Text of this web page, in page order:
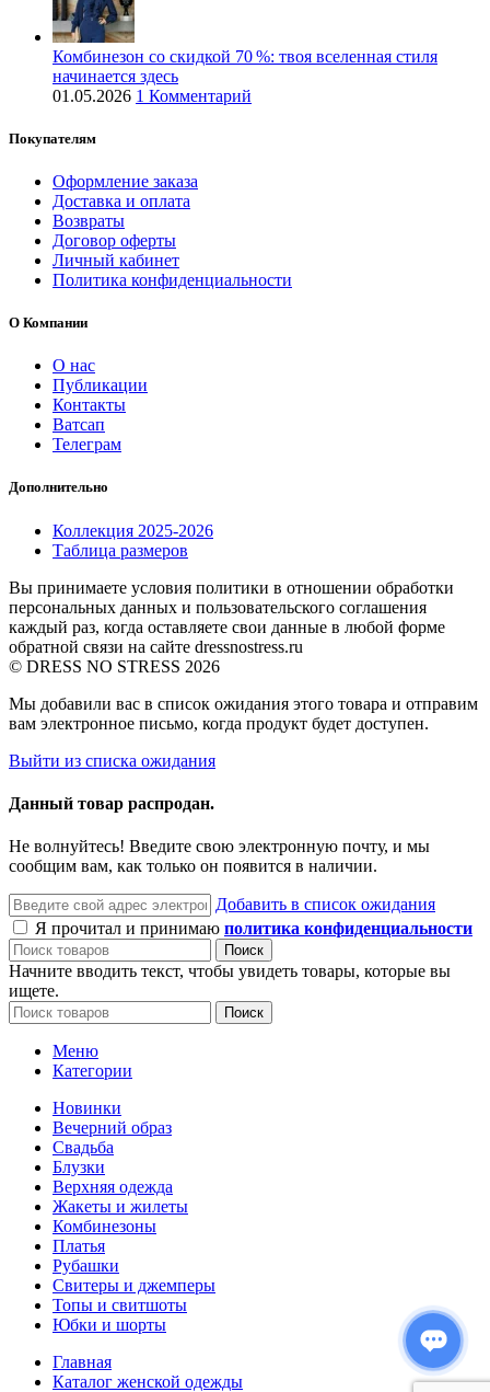
Комбинезон со скидкой 70 %: твоя вселенная стиля
начинается здесь
01.05.2026 1 Комментарий
Покупателям
Оформление заказа
Доставка и оплата
Возвраты
Договор оферты
Личный кабинет
Политика конфиденциальности
О Компании
О нас
Публикации
Контакты
Ватсап
Телеграм
Дополнительно
Коллекция 2025-2026
Таблица размеров
Вы принимаете условия политики в отношении обработки
персональных данных и пользовательского соглашения
каждый раз, когда оставляете свои данные в любой форме
обратной связи на сайте dressnostress.ru
© DRESS NO STRESS 2026
Мы добавили вас в список ожидания этого товара и отправим
вам электронное письмо, когда продукт будет доступен.
Выйти из списка ожидания
Данный товар распродан.
Не волнуйтесь! Введите свою электронную почту, и мы
сообщим вам, как только он появится в наличии.
Добавить в список ожидания
Я прочитал и принимаю политика конфиденциальности
Поиск
Начните вводить текст, чтобы увидеть товары, которые вы
ищете.
Поиск
Меню
Категории
Новинки
Вечерний образ
Свадьба
Блузки
Верхняя одежда
Жакеты и жилеты
Комбинезоны
Платья
Рубашки
Свитеры и джемперы
Топы и свитшоты
Юбки и шорты
Главная
Каталог женской одежды